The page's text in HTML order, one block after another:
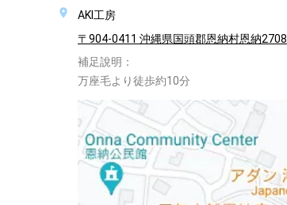
AKI工房
〒904-0411 沖縄県国頭郡恩納村恩納2708
補足說明：
万座毛より徒歩約10分